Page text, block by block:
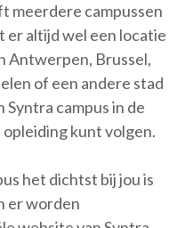
meerdere campussen
er altijd wel een locatie
Antwerpen, Brussel,
of een andere stad
campus in de
kunt volgen.
het dichtst bij jou is
er worden